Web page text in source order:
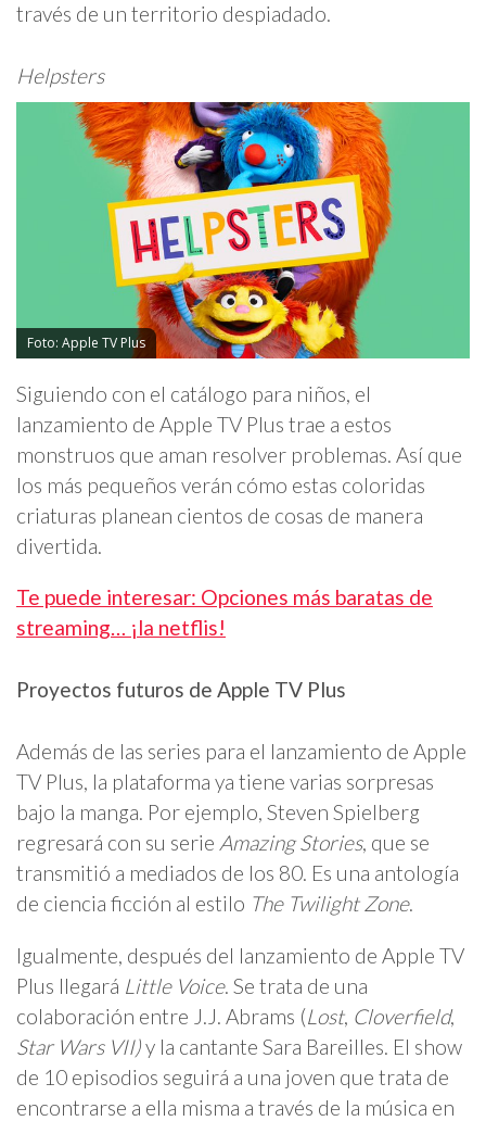
través de un territorio despiadado.
Helpsters
Foto: Apple TV Plus
Siguiendo con el catálogo para niños, el
lanzamiento de Apple TV Plus trae a estos
monstruos que aman resolver problemas. Así que
los más pequeños verán cómo estas coloridas
criaturas planean cientos de cosas de manera
divertida.
Te puede interesar: Opciones más baratas de
streaming… ¡la netflis!
Proyectos futuros de Apple TV Plus
Además de las series para el lanzamiento de Apple
TV Plus, la plataforma ya tiene varias sorpresas
bajo la manga. Por ejemplo, Steven Spielberg
regresará con su serie Amazing Stories, que se
transmitió a mediados de los 80. Es una antología
de ciencia ficción al estilo The Twilight Zone.
Igualmente, después del lanzamiento de Apple TV
Plus llegará Little Voice. Se trata de una
colaboración entre J.J. Abrams (Lost, Cloverfield,
Star Wars VII)y la cantante Sara Bareilles. El show
de 10 episodios seguirá a una joven que trata de
encontrarse a ella misma a través de la música en